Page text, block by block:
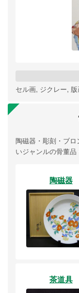
セル画, ジクレー,
陶磁器・彫刻・ブ
いジャンルの骨董品
陶磁器
茶道具